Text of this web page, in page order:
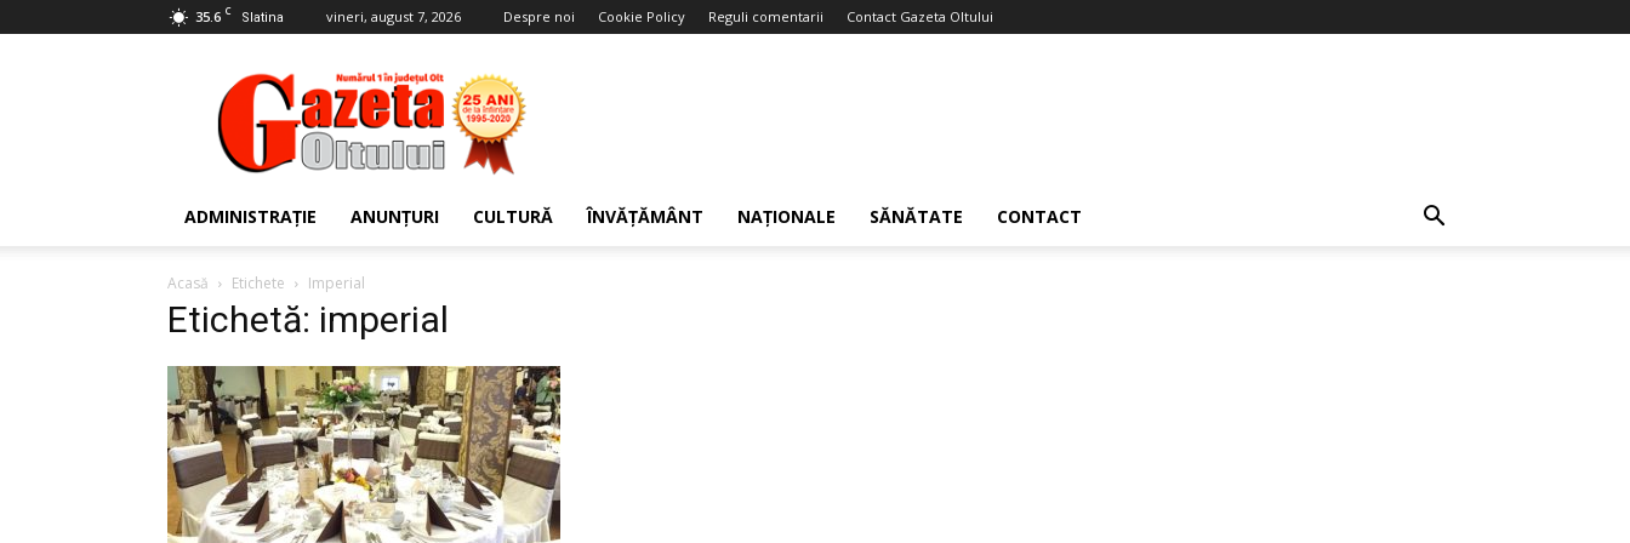
35.6 C Slatina vineri, august 7, 2026 Despre noi Cookie Policy Reguli comentarii Contact Gazeta Oltului
Gazeta
Oltului
ADMINISTRAȚIE ANUNȚURI CULTURĂ ÎNVĂȚĂMÂNT NAȚIONALE SĂNĂTATE CONTACT
Acasă Etichete Imperial
Etichetă: imperial